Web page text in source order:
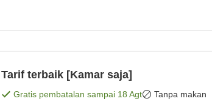
Tarif terbaik [Kamar saja]
Gratis pembatalan sampai 18 Agt Tanpa makan